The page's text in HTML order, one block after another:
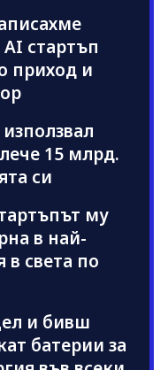
стартъп
приход и
15 млрд.
си
му
в най-
света по
и бивш
батерии за